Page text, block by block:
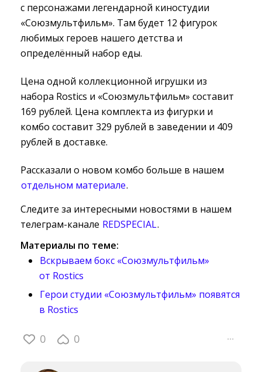
с персонажами легендарной киностудии
«Союзмультфильм». Там будет 12 фигурок
любимых героев нашего детства и
определённый набор еды.
Цена одной коллекционной игрушки из
набора Rostics и «Союзмультфильм» составит
169 рублей. Цена комплекта из фигурки и
комбо составит 329 рублей в заведении и 409
рублей в доставке.
Рассказали о новом комбо больше в нашем
отдельном материале.
Следите за интересными новостями в нашем
телеграм-канале REDSPECIAL.
Материалы по теме:
Вскрываем бокс «Союзмультфильм»
от Rostics
Герои студии «Союзмультфильм» появятся
в Rostics
0 0 ···